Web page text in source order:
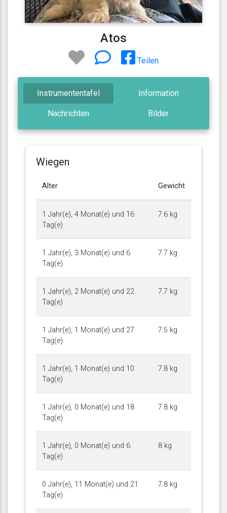
Atos
Teilen
Instrumententafel Information
Nachrichten Bilder
Wiegen
Alter Gewicht
1 Jahr(e), 4 Monat(e) und 16
Tag(e)
7.6 kg
1 Jahr(e), 3 Monat(e) und 6
Tag(e)
7.7 kg
1 Jahr(e), 2 Monat(e) und 22
Tag(e)
7.7 kg
1 Jahr(e), 1 Monat(e) und 27
Tag(e)
7.5 kg
1 Jahr(e), 1 Monat(e) und 10
Tag(e)
7.8 kg
1 Jahr(e), 0 Monat(e) und 18
Tag(e)
7.8 kg
1 Jahr(e), 0 Monat(e) und 6
Tag(e)
8 kg
0 Jahr(e), 11 Monat(e) und 21
Tag(e)
7.8 kg